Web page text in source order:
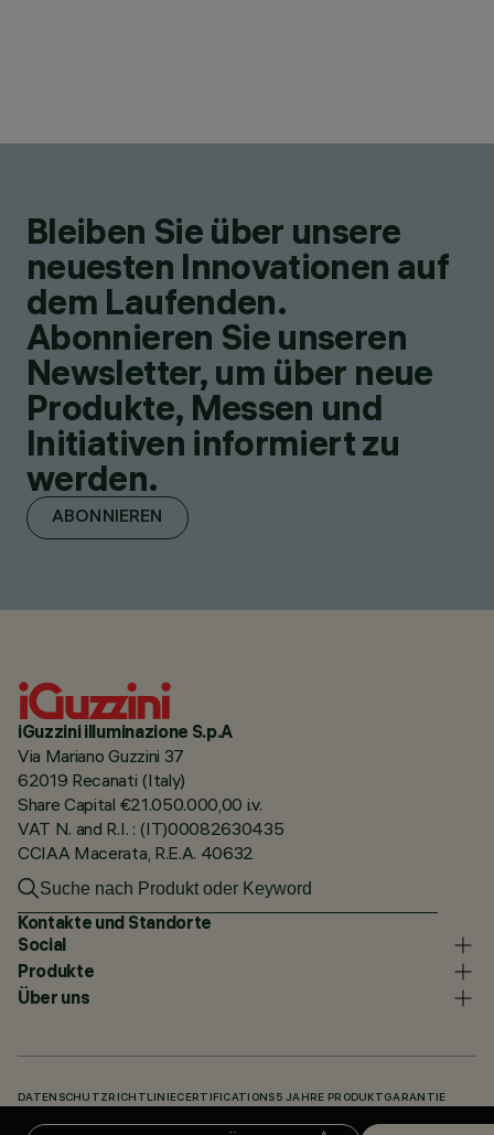
Bleiben Sie über unsere
neuesten Innovationen auf
dem Laufenden.
Abonnieren Sie unseren
Newsletter, um über neue
Produkte, Messen und
Initiativen informiert zu
werden.
ABONNIEREN
iGuzzini illuminazione S.p.A
Via Mariano Guzzini 37
62019 Recanati (Italy)
Share Capital €21.050.000,00 i.v.
VAT N. and R.I. : (IT)00082630435
CCIAA Macerata, R.E.A. 40632
Kontakte und Standorte
Social
Produkte
Über uns
DATENSCHUTZRICHTLINIECERTIFICATIONS 5 JAHRE PRODUKTGARANTIE